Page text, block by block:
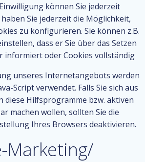
können Sie jederzeit
Sie jederzeit die Möglichkeit,
zu konfigurieren. Sie können z.B.
dass er Sie über das Setzen
informiert oder Cookies vollständig
unseres Internetangebots werden
Script verwendet. Falls Sie sich aus
diese Hilfsprogramme bzw. aktiven
machen wollen, sollten Sie die
Ihres Browsers deaktivieren.
Marketing/